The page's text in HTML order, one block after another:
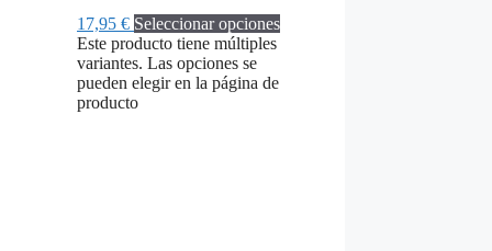
17,95 € Seleccionar opciones
Este producto tiene múltiples
variantes. Las opciones se
pueden elegir en la página de
producto